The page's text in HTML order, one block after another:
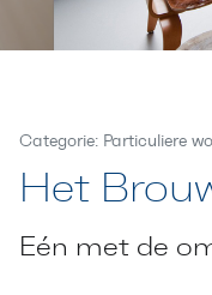
Categorie: Particuliere
Het
Eén met de